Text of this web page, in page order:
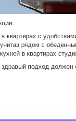
квартирах с
рядом с
в квартирах-
подход должен